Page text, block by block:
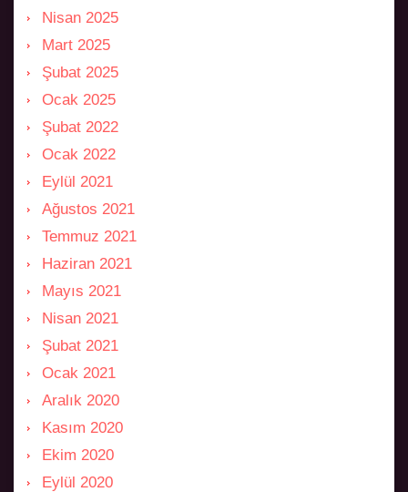
Nisan 2025
Mart 2025
Şubat 2025
Ocak 2025
Şubat 2022
Ocak 2022
Eylül 2021
Ağustos 2021
Temmuz 2021
Haziran 2021
Mayıs 2021
Nisan 2021
Şubat 2021
Ocak 2021
Aralık 2020
Kasım 2020
Ekim 2020
Eylül 2020